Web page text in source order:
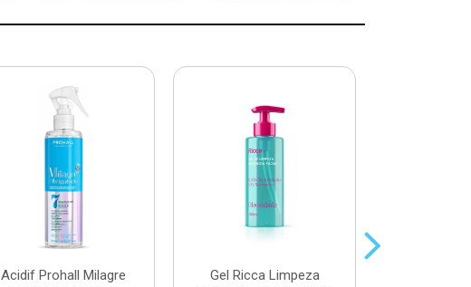
Acidif Prohall Milagre
Gel Ricca Limpeza